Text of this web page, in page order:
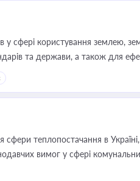
у сфері користування землею,
та держави, а також для
сфери теплопостачання в
вимог у сфері